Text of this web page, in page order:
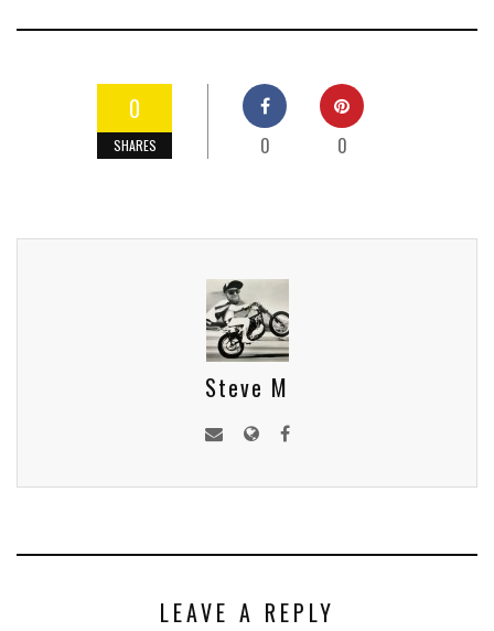
0
SHARES 0 0
Steve M
LEAVE A REPLY